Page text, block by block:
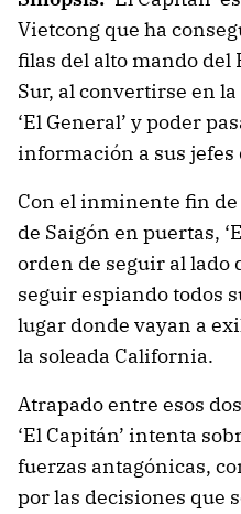
Vietcong que ha
filas del alto mando del
Sur, al convertirse en
‘El General’ y poder
información a sus
Con el inminente fin
de Saigón en puertas,
orden de seguir al lado
seguir espiando todos
lugar donde vayan a
la soleada California.
Atrapado entre esos
‘El Capitán’ intenta
fuerzas antagónicas,
por las decisiones que